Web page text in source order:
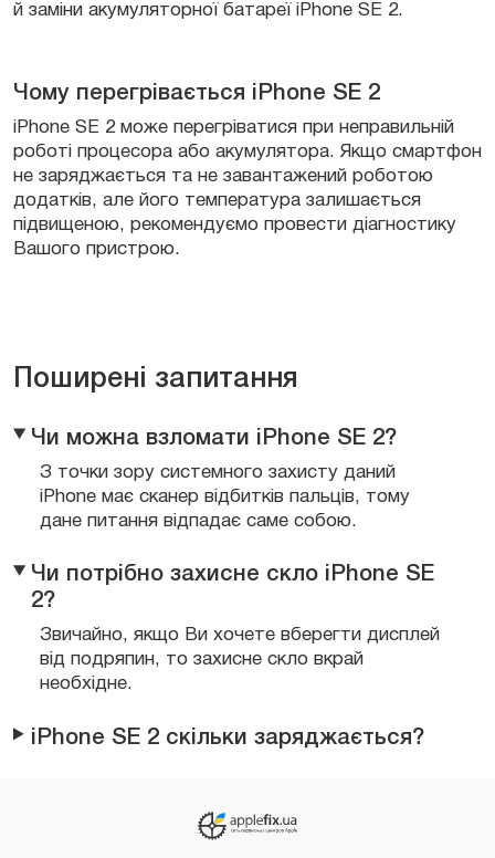
й заміни акумуляторної батареї iPhone SE 2.
Чому перегрівається iPhone SE 2
iPhone SE 2 може перегріватися при неправильній
роботі процесора або акумулятора. Якщо смартфон
не заряджається та не завантажений роботою
додатків, але його температура залишається
підвищеною, рекомендуємо провести діагностику
Вашого пристрою.
Поширені запитання
Чи можна взломати iPhone SE 2?
З точки зору системного захисту даний
iPhone має сканер відбитків пальців, тому
дане питання відпадає саме собою.
Чи потрібно захисне скло iPhone SE
2?
Звичайно, якщо Ви хочете вберегти дисплей
від подряпин, то захисне скло вкрай
необхідне.
iPhone SE 2 скільки заряджається?